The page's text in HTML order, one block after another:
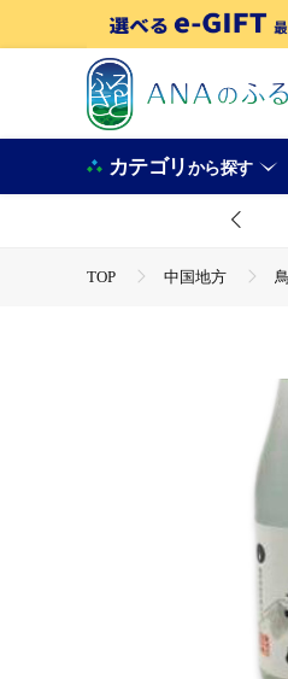
カテゴリから探す
TOP 中国地方